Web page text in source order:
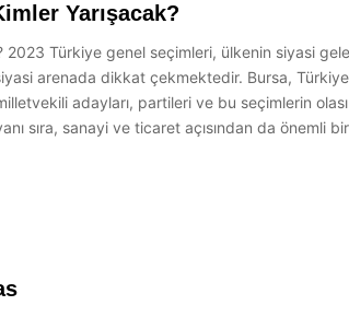
Yarışacak?
2023 Türkiye genel seçimleri, ülkenin siyasi
arenada dikkat çekmektedir. Bursa,
adayları, partileri ve bu seçimlerin
sıra, sanayi ve ticaret açısından da önemli